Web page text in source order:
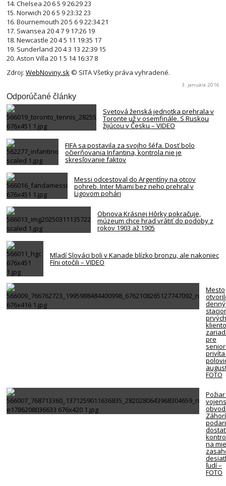
14. Chelsea 20 6 5 9 26:29 23
15. Norwich 20 6 5 9 23:32 23
16. Bournemouth 20 5 6 9 22:34 21
17. Swansea 20 4 7 9 17:26 19
18. Newcastle 20 4 5 11 19:35 17
19. Sunderland 20 4 3 13 22:39 15
20. Aston Villa 20 1 5 14 16:37 8
Zdroj: WebNoviny.sk © SITA Všetky práva vyhradené.
3. januára 2016
Odporúčané články
Svetová ženská jednotka prehrala v
Toronte už v osemfinále. S Ruskou
žijúcou v Česku – VIDEO
FIFA sa postavila za svojho šéfa. Dosť bolo
očierňovania Infantina, kontrola nie je
skresľovanie faktov
Messi odcestoval do Argentíny na otcov
pohreb. Inter Miami bez neho prehral v
Ligovom pohári
Obnova Krásnej Hôrky pokračuje,
múzeum chce hrad vrátiť do podoby z
rokov 1903 až 1905
Mladí Slováci boli v Kanade blízko bronzu, ale nakoniec
Fíni otočili – VIDEO
Mesto
denný
prvých
pre
FOTO
na
ľudí –
FOTO